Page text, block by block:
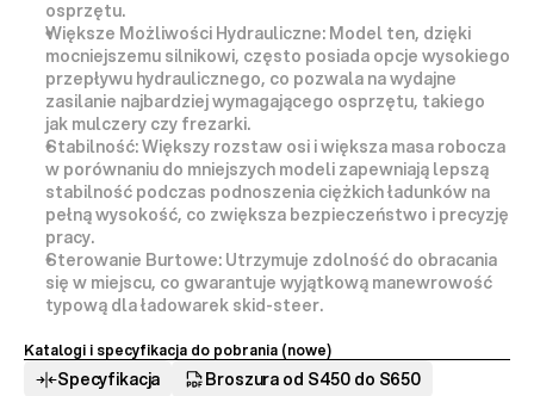
osprzętu.
Większe Możliwości Hydrauliczne: Model ten, dzięki
mocniejszemu silnikowi, często posiada opcje wysokiego
przepływu hydraulicznego, co pozwala na wydajne
zasilanie najbardziej wymagającego osprzętu, takiego
jak mulczery czy frezarki.
Stabilność: Większy rozstaw osi i większa masa robocza
w porównaniu do mniejszych modeli zapewniają lepszą
stabilność podczas podnoszenia ciężkich ładunków na
pełną wysokość, co zwiększa bezpieczeństwo i precyzję
pracy.
Sterowanie Burtowe: Utrzymuje zdolność do obracania
się w miejscu, co gwarantuje wyjątkową manewrowość
typową dla ładowarek skid-steer.
Katalogi i specyfikacja do pobrania (nowe)
Specyfikacja Broszura od S450 do S650